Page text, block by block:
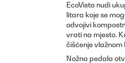
EcoVista nudi
litara koje se
odvojivi
vrati na mjesto.
čišćenje
Nožna pedala